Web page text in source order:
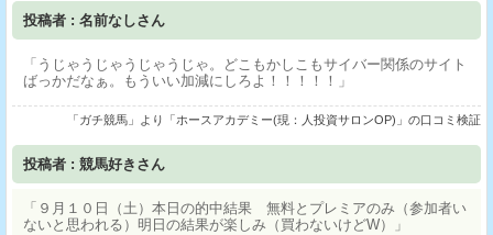
投稿者 : 名前なしさん
「うじゃうじゃうじゃうじゃ。どこもかしこもサイバー関係のサイト
ばっかだなぁ。もういい加減にしろよ！！！！！」
「ガチ競馬」より「ホースアカデミー(現：人投資サロンOP)」の口コミ検証
投稿者 : 競馬好きさん
「９月１０日（土）本日の的中結果 無料とプレミアのみ（参加者い
ないと思われる）明日の結果が楽しみ（買わないけどW）」